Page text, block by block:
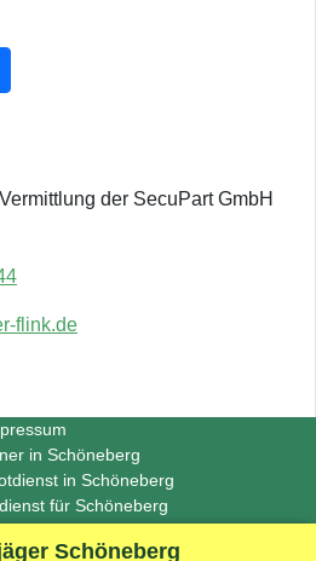
Schöneberg
der SecuPart GmbH
flink.de
in Schöneberg
in Schöneberg
für Schöneberg
(Last update 2026-06-29)